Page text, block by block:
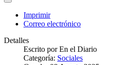
Imprimir
Correo electrónico
Detalles
Escrito porEn el Diario
Categoría: Sociales